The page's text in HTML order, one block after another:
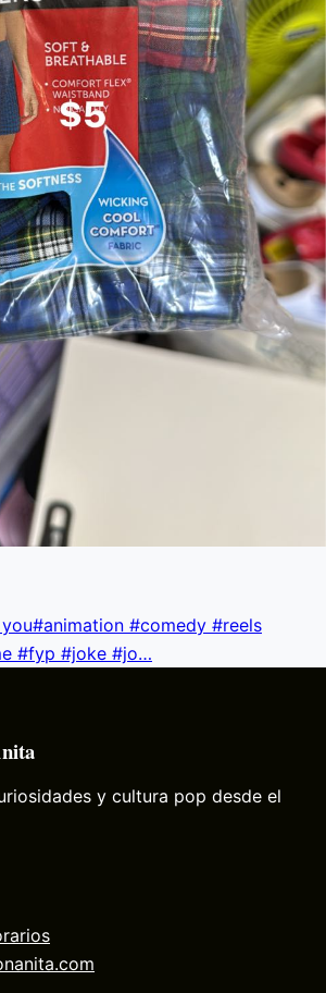
#comedy #reels
#fyp #joke #jo…
y cultura pop desde el